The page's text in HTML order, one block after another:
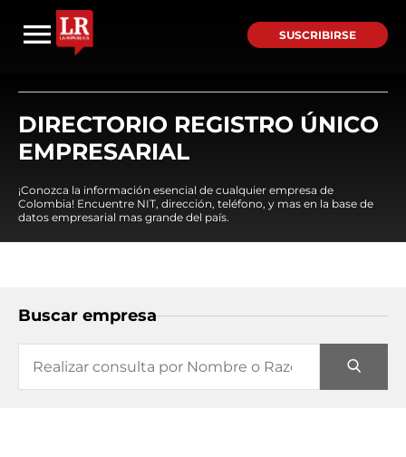
SUSCRIBIRSE
DIRECTORIO REGISTRO ÚNICO
EMPRESARIAL
¡Conozca la información esencial de cualquier empresa de
Colombia! Encuentre NIT, dirección, teléfono, y mas en la base de
datos empresarial mas grande del país.
Buscar empresa